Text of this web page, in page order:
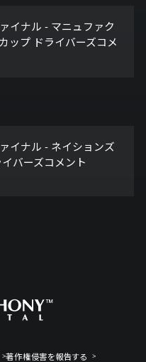
イナル - マニュファク
ップ ドライバーズコメ
イナル - ネイションズ
バーズコメント
著作権侵害を報告する